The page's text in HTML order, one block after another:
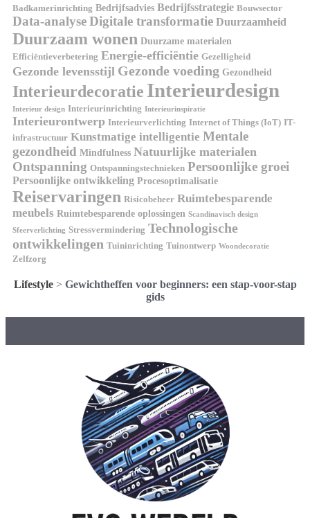
Badkamerinrichting Bedrijfsadvies Bedrijfsstrategie Bouwsector
Data-analyseDigitale transformatie Duurzaamheid
Duurzaam wonen Duurzame materialen
Efficiëntieverbetering Energie-efficiëntie Gezelligheid
Gezonde levensstijl Gezonde voeding Gezondheid
Interieurdecoratie Interieurdesign
Interieur design Interieurinrichting Interieurinspiratie
Interieurontwerp Interieurverlichting Internet of Things (IoT) IT-
infrastructuur Kunstmatige intelligentie Mentale
gezondheid Mindfulness Natuurlijke materialen
Ontspanning Ontspanningstechnieken Persoonlijke groei
Persoonlijke ontwikkeling Procesoptimalisatie
Reiservaringen Risicobeheer Ruimtebesparende
meubels Ruimtebesparende oplossingen Scandinavisch design
Sfeerverlichting Stressvermindering Technologische
ontwikkelingen Tuininrichting Tuinontwerp Woondecoratie
Zelfzorg
Lifestyle> Gewichtheffen voor beginners: een stap-voor-stap
gids